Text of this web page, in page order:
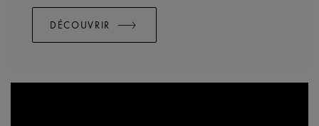
DÉCOUVRIR